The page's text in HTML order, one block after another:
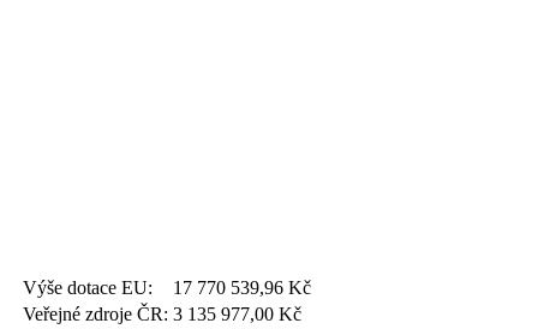
Výše dotace EU: 17 770 539,96 Kč
Veřejné zdroje ČR: 3 135 977,00 Kč